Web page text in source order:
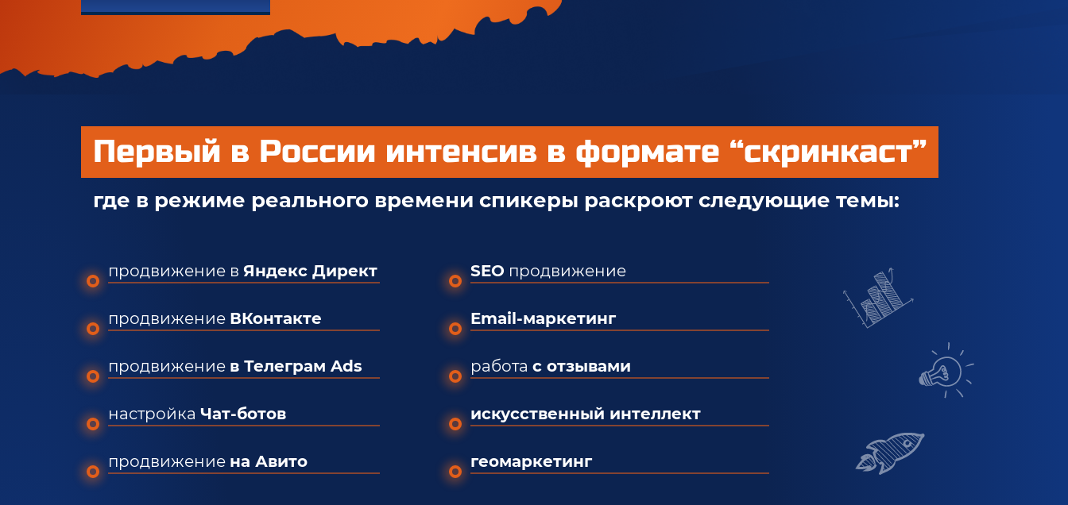
Первый в России интенсив в формате “скринкаст”
где в режиме реального времени спикеры раскроют следующие темы:
продвижение в Яндекс Директ
продвижение ВКонтакте
продвижение в Телеграм Ads
настройка Чат-ботов
продвижение на Авито
SEO продвижение
Email-маркетинг
работа с отзывами
искусственный интеллект
геомаркетинг